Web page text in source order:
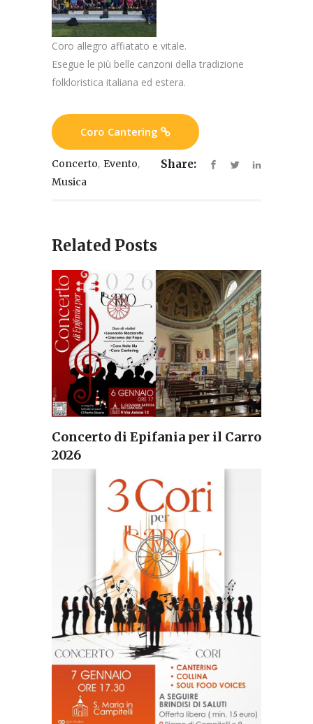
Coro allegro affiatato e vitale.
Esegue le più belle canzoni della tradizione
folkloristica italiana ed estera.
Coro Cantering
Concerto, Evento,
Musica
Share:
Related Posts
Concerto di Epifania per il Carro
2026